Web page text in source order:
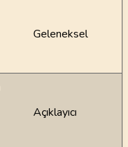
Geleneksel
Açıklayıcı